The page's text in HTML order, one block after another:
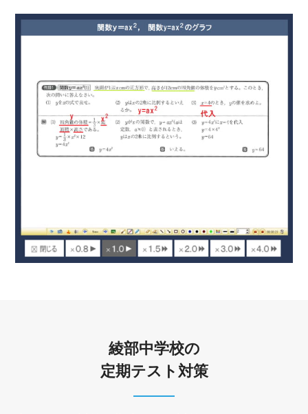
綾部中学校の
定期テスト対策